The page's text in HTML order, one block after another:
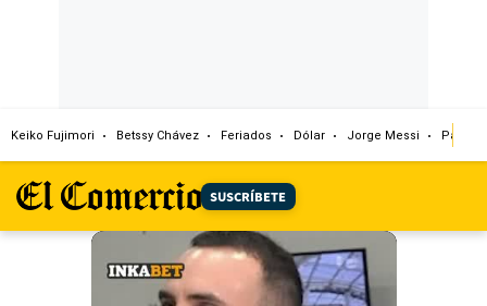
Keiko Fujimori Betssy Chávez Feriados Dólar Jorge Messi Papa
SUSCRÍBETE